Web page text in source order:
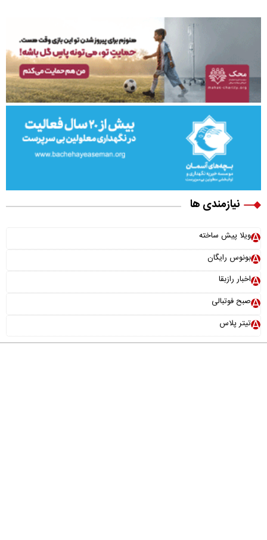
نیازمندی ها
ویلا پیش ساخته
بونوس رایگان
اخبار رازبقا
صبح فوتبالی
تیتر پلاس